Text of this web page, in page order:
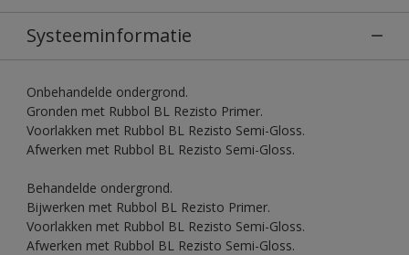
Systeeminformatie
Onbehandelde ondergrond.
Gronden met Rubbol BL Rezisto Primer.
Voorlakken met Rubbol BL Rezisto Semi-Gloss.
Afwerken met Rubbol BL Rezisto Semi-Gloss.
Behandelde ondergrond.
Bijwerken met Rubbol BL Rezisto Primer.
Voorlakken met Rubbol BL Rezisto Semi-Gloss.
Afwerken met Rubbol BL Rezisto Semi-Gloss.